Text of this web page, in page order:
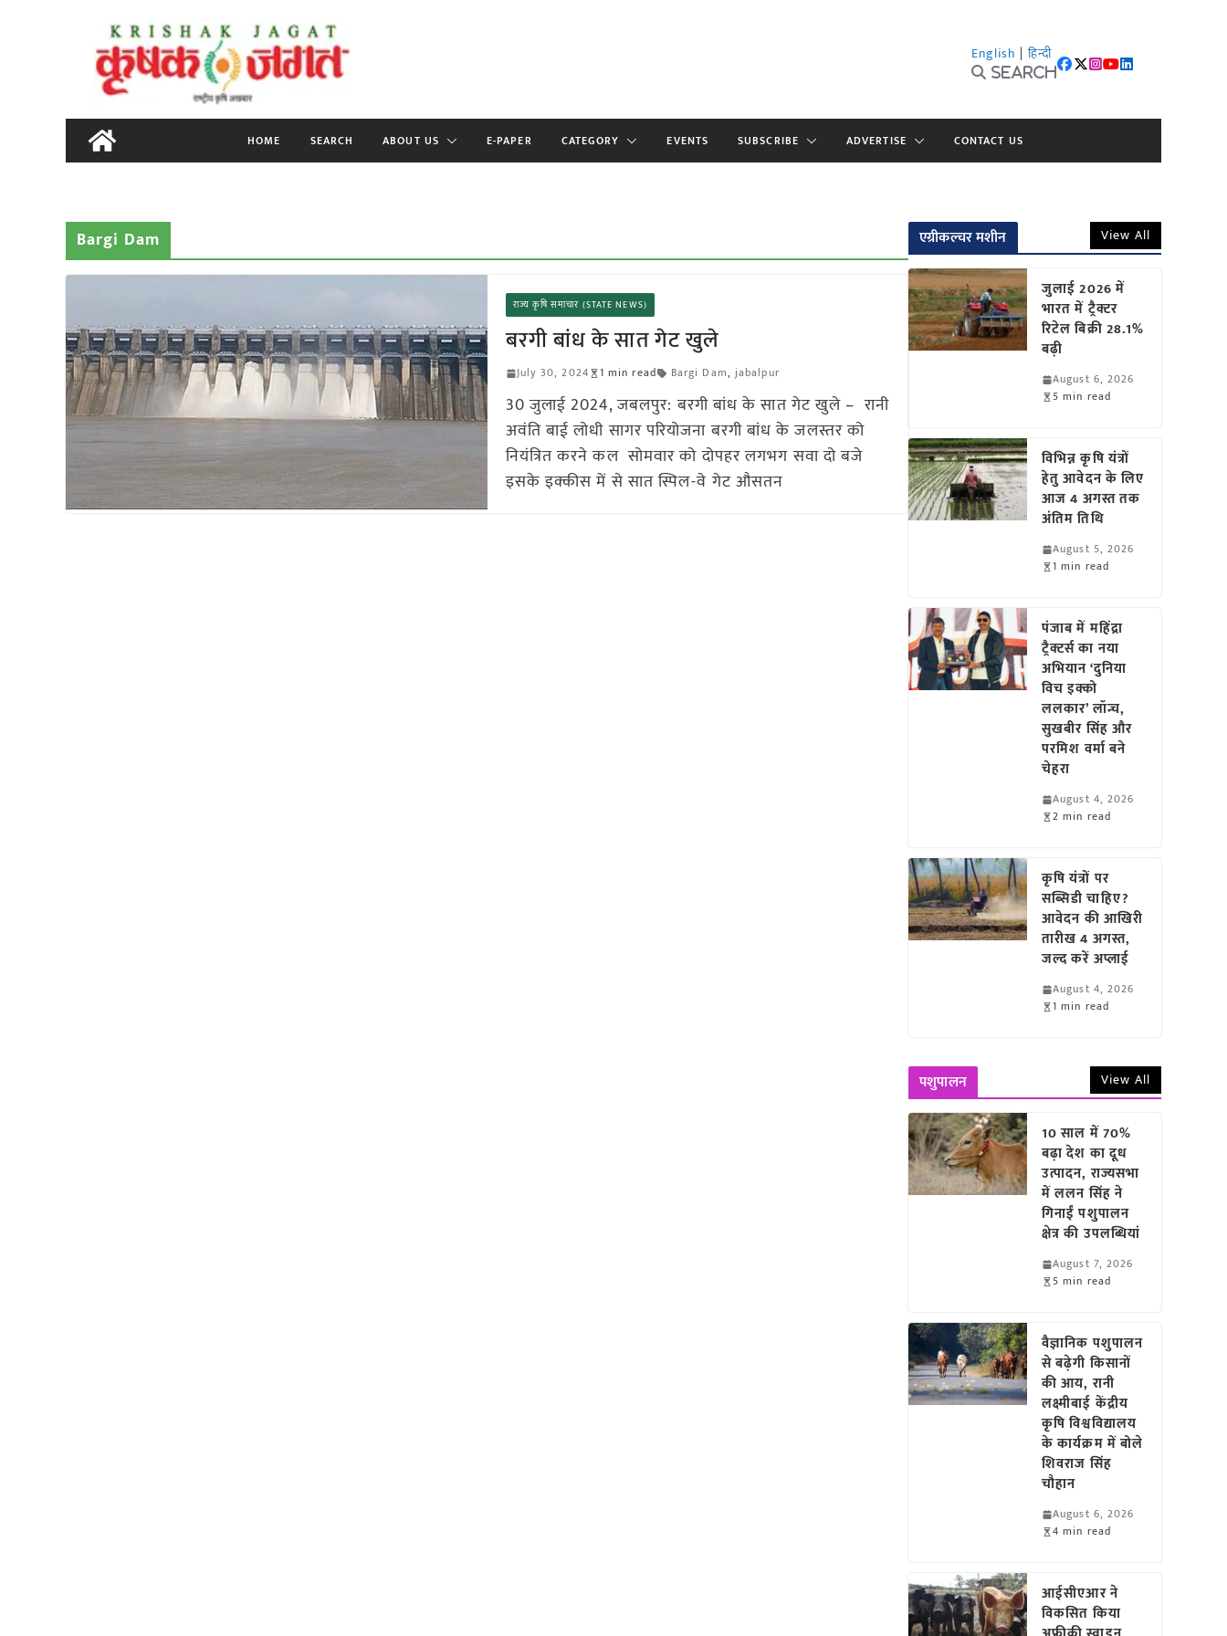
content
English | हिन्दी
Search
HOME SEARCH ABOUT US E-PAPER CATEGORY EVENTS SUBSCRIBE ADVERTISE CONTACT US
Bargi Dam
राज्य कृषि समाचार (STATE NEWS)
बरगी बांध के सात गेट खुले
July 30, 2024 1 min read Bargi Dam, jabalpur
30 जुलाई 2024, जबलपुर: बरगी बांध के सात गेट खुले – रानी
अवंति बाई लोधी सागर परियोजना बरगी बांध के जलस्तर को
नियंत्रित करने कल सोमवार को दोपहर लगभग सवा दो बजे
इसके इक्कीस में से सात स्पिल-वे गेट औसतन
एग्रीकल्चर मशीन View All
जुलाई 2026 में
भारत में ट्रैक्टर
रिटेल बिक्री 28.1%
बढ़ी
August 6, 2026
5 min read
विभिन्न कृषि यंत्रों
हेतु आवेदन के लिए
आज 4 अगस्त तक
अंतिम तिथि
August 5, 2026
1 min read
पंजाब में महिंद्रा
ट्रैक्टर्स का नया
अभियान ‘दुनिया
विच इक्को
ललकार’ लॉन्च,
सुखबीर सिंह और
परमिश वर्मा बने
चेहरा
August 4, 2026
2 min read
कृषि यंत्रों पर
सब्सिडी चाहिए?
आवेदन की आखिरी
तारीख 4 अगस्त,
जल्द करें अप्लाई
August 4, 2026
1 min read
पशुपालन View All
10 साल में 70%
बढ़ा देश का दूध
उत्पादन, राज्यसभा
में ललन सिंह ने
गिनाईं पशुपालन
क्षेत्र की उपलब्धियां
August 7, 2026
5 min read
वैज्ञानिक पशुपालन
से बढ़ेगी किसानों
की आय, रानी
लक्ष्मीबाई केंद्रीय
कृषि विश्वविद्यालय
के कार्यक्रम में बोले
शिवराज सिंह
चौहान
August 6, 2026
4 min read
आईसीएआर ने
विकसित किया